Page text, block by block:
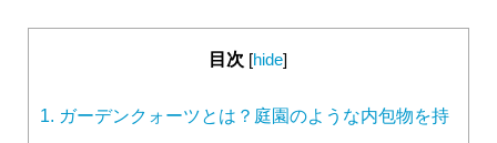
目次 [hide]
1. ガーデンクォーツとは？庭園のような内包物を持